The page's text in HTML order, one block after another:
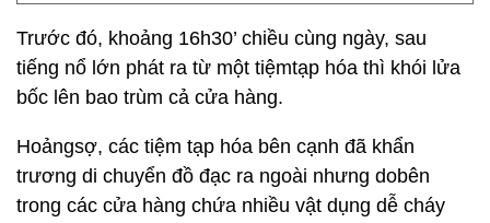
Trước đó, khoảng 16h30’ chiều cùng ngày, sau
tiếng nổ lớn phát ra từ một tiệmtạp hóa thì khói lửa
bốc lên bao trùm cả cửa hàng.
Hoảngsợ, các tiệm tạp hóa bên cạnh đã khẩn
trương di chuyển đồ đạc ra ngoài nhưng dobên
trong các cửa hàng chứa nhiều vật dụng dễ cháy